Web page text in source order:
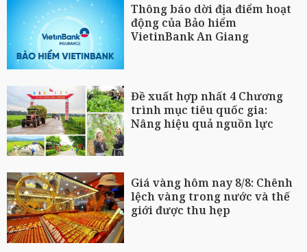
Thông báo dời địa điểm hoạt
động của Bảo hiểm
VietinBank An Giang
Đề xuất hợp nhất 4 Chương
trình mục tiêu quốc gia:
Nâng hiệu quả nguồn lực
Giá vàng hôm nay 8/8: Chênh
lệch vàng trong nước và thế
giới được thu hẹp